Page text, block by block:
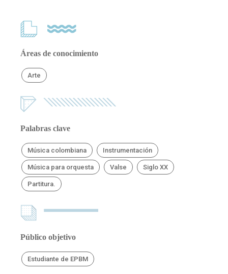
Áreas de conocimiento
Arte
Palabras clave
Música colombiana Instrumentación
Música para orquesta Valse Siglo XX
Partitura.
Público objetivo
Estudiante de EPBM